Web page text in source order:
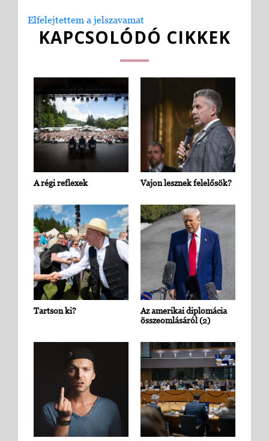
Elfelejtettem a jelszavamat
KAPCSOLÓDÓ CIKKEK
A régi reflexek Vajon lesznek felelősök?
Tartson ki?
Az amerikai diplomácia
összeomlásáról (2)